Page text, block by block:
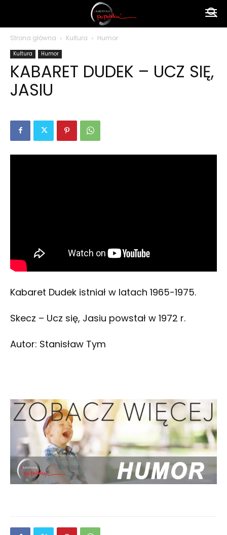
Strona główna Kultura Humor
Kultura Humor
KABARET DUDEK – UCZ SIĘ,
JASIU
Kabaret Dudek istniał w latach 1965-1975.
Skecz – Ucz się, Jasiu powstał w 1972 r.
Autor: Stanisław Tym